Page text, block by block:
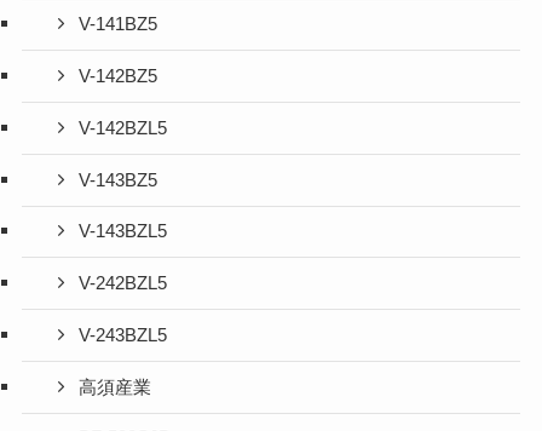
V-141BZ5
V-142BZ5
V-142BZL5
V-143BZ5
V-143BZL5
V-242BZL5
V-243BZL5
高須産業